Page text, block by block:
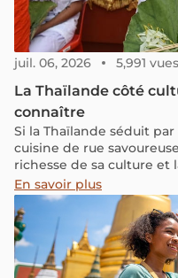
juil. 06, 2026 5,991 vues
La Thaïlande côté
connaître
Si la Thaïlande séduit
cuisine de rue
richesse de sa culture et
vivre. Ce pays, où plus
bouddhiste, baigne
empreinte de
hospitalité sincère. Ici, la
une croyance, elle
dorés aux offrandes
En savoir plus